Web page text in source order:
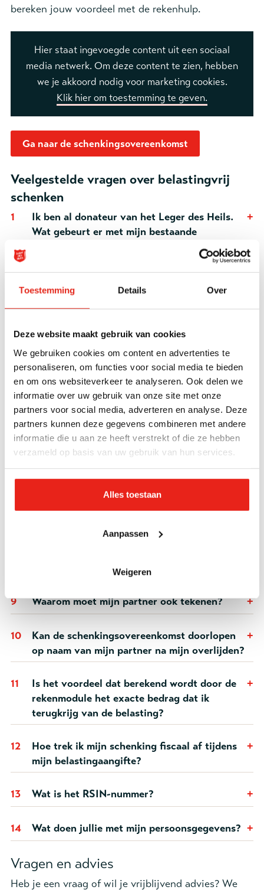
Toestemming Details Over
Deze website maakt gebruik van cookies
We gebruiken cookies om content en advertenties te
personaliseren, om functies voor social media te bieden
en om ons websiteverkeer te analyseren. Ook delen we
informatie over uw gebruik van onze site met onze
partners voor social media, adverteren en analyse. Deze
partners kunnen deze gegevens combineren met andere
informatie die u aan ze heeft verstrekt of die ze hebben
verzameld op basis van uw gebruik van hun services.
Alles toestaan
Aanpassen
Weigeren
bereken jouw voordeel met de rekenhulp.
Hier staat ingevoegde content uit een sociaal
media netwerk. Om deze content te zien, hebben
we je akkoord nodig voor marketing cookies.
Klik hier om toestemming te geven.
Ga naar de schenkingsovereenkomst
Veelgestelde vragen over belastingvrij
schenken
1
Ik ben al donateur van het Leger des Heils.
Wat gebeurt er met mijn bestaande
met periodiek schenken?
4
Kan ik ook een periodieke schenking afsluiten
zonder het Leger des Heils te machtigen?
5
Is er ook een papieren versie van de
overeenkomst beschikbaar?
6
Hoe lang duurt het verwerken van mijn
Kan ik mijn periodieke schenking verlengen?
9 Waarom moet mijn partner ook tekenen?
10
Kan de schenkingsovereenkomst doorlopen
op naam van mijn partner na mijn overlijden?
11
Is het voordeel dat berekend wordt door de
rekenmodule het exacte bedrag dat ik
terugkrijg van de belasting?
12
Hoe trek ik mijn schenking fiscaal af tijdens
mijn belastingaangifte?
13 Wat is het RSIN-nummer?
14 Wat doen jullie met mijn persoonsgegevens?
Vragen en advies
Heb je een vraag of wil je vrijblijvend advies? We